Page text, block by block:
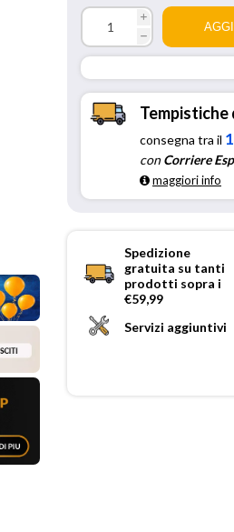
i
h
Tempistiche
consegna tra il
conCorriere
maggiori info
Spedizione
gratuita su tanti
prodotti sopra i
€59,99
Servizi aggiuntivi